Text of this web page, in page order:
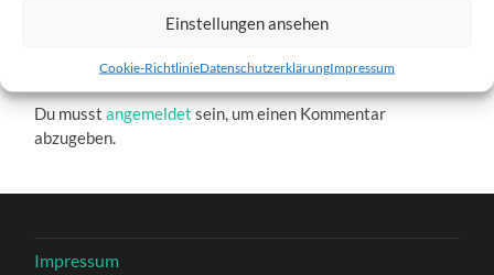
Einstellungen ansehen
Cookie-RichtlinieDatenschutzerklärungImpressum
Schreibe einen Kommentar
Du musstangemeldet sein, um einen Kommentar
abzugeben.
Impressum